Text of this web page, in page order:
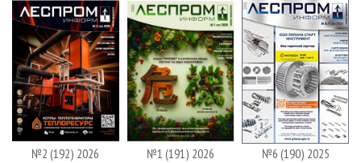
№2 (192) 2026 №1 (191) 2026 №6 (190) 2025